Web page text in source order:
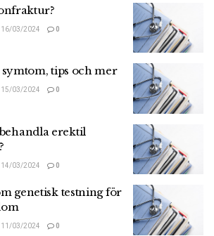
16/03/2024 0
tips och mer
15/03/2024 0
erektil
14/03/2024 0
genetisk testning för
11/03/2024 0